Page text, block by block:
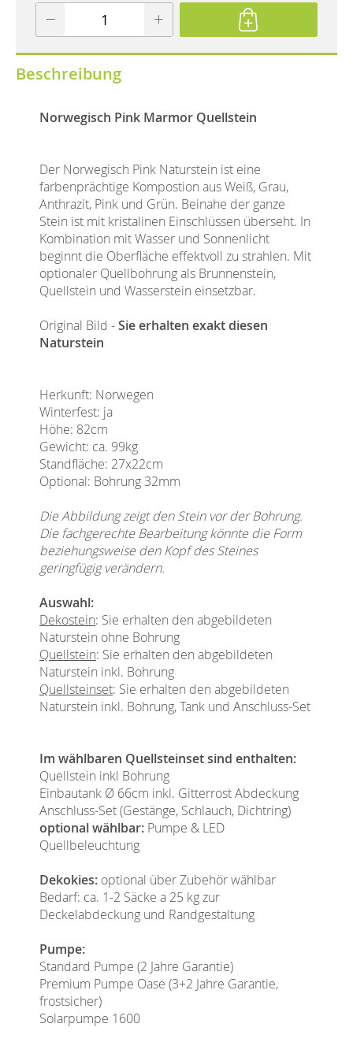
Beschreibung
Norwegisch Pink Marmor Quellstein
Der Norwegisch Pink Naturstein ist eine
farbenprächtige Kompostion aus Weiß, Grau,
Anthrazit, Pink und Grün. Beinahe der ganze
Stein ist mit kristalinen Einschlüssen überseht. In
Kombination mit Wasser und Sonnenlicht
beginnt die Oberfläche effektvoll zu strahlen. Mit
optionaler Quellbohrung als Brunnenstein,
Quellstein und Wasserstein einsetzbar.
Original Bild -Sie erhalten exakt diesen
Naturstein
Herkunft: Norwegen
Winterfest: ja
Höhe: 82cm
Gewicht: ca. 99kg
Standfläche: 27x22cm
Optional: Bohrung 32mm
Die Abbildung zeigt den Stein vor der Bohrung.
Die fachgerechte Bearbeitung könnte die Form
beziehungsweise den Kopf des Steines
geringfügig verändern.
Auswahl:
Dekostein: Sie erhalten den abgebildeten
Naturstein ohne Bohrung
Quellstein: Sie erhalten den abgebildeten
Naturstein inkl. Bohrung
Quellsteinset: Sie erhalten den abgebildeten
Naturstein inkl. Bohrung, Tank und Anschluss-Set
Im wählbaren Quellsteinset sind enthalten:
Quellstein inkl Bohrung
Einbautank Ø 66cm inkl. Gitterrost Abdeckung
Anschluss-Set (Gestänge, Schlauch, Dichtring)
optional wählbar: Pumpe & LED
Quellbeleuchtung
Dekokies: optional über Zubehör wählbar
Bedarf: ca. 1-2 Säcke a 25 kg zur
Deckelabdeckung und Randgestaltung
Pumpe:
Standard Pumpe (2 Jahre Garantie)
Premium Pumpe Oase (3+2 Jahre Garantie,
frostsicher)
Solarpumpe 1600